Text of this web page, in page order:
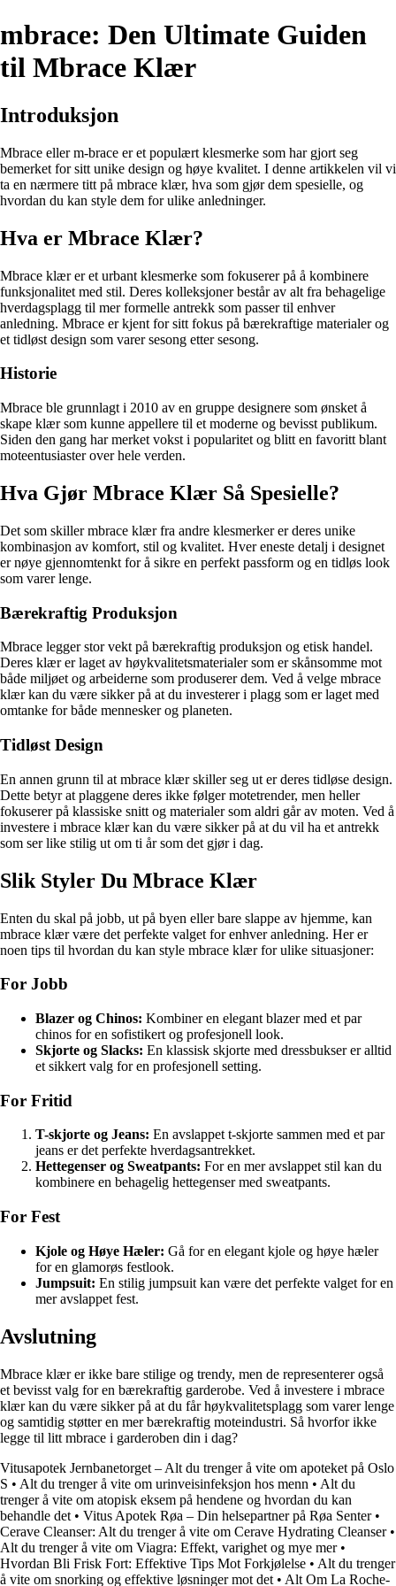
mbrace: Den Ultimate Guiden
til Mbrace Klær
Introduksjon
Mbrace eller m-brace er et populært klesmerke som har gjort seg
bemerket for sitt unike design og høye kvalitet. I denne artikkelen vil vi
ta en nærmere titt på mbrace klær, hva som gjør dem spesielle, og
hvordan du kan style dem for ulike anledninger.
Hva er Mbrace Klær?
Mbrace klær er et urbant klesmerke som fokuserer på å kombinere
funksjonalitet med stil. Deres kolleksjoner består av alt fra behagelige
hverdagsplagg til mer formelle antrekk som passer til enhver
anledning. Mbrace er kjent for sitt fokus på bærekraftige materialer og
et tidløst design som varer sesong etter sesong.
Historie
Mbrace ble grunnlagt i 2010 av en gruppe designere som ønsket å
skape klær som kunne appellere til et moderne og bevisst publikum.
Siden den gang har merket vokst i popularitet og blitt en favoritt blant
moteentusiaster over hele verden.
Hva Gjør Mbrace Klær Så Spesielle?
Det som skiller mbrace klær fra andre klesmerker er deres unike
kombinasjon av komfort, stil og kvalitet. Hver eneste detalj i designet
er nøye gjennomtenkt for å sikre en perfekt passform og en tidløs look
som varer lenge.
Bærekraftig Produksjon
Mbrace legger stor vekt på bærekraftig produksjon og etisk handel.
Deres klær er laget av høykvalitetsmaterialer som er skånsomme mot
både miljøet og arbeiderne som produserer dem. Ved å velge mbrace
klær kan du være sikker på at du investerer i plagg som er laget med
omtanke for både mennesker og planeten.
Tidløst Design
En annen grunn til at mbrace klær skiller seg ut er deres tidløse design.
Dette betyr at plaggene deres ikke følger motetrender, men heller
fokuserer på klassiske snitt og materialer som aldri går av moten. Ved å
investere i mbrace klær kan du være sikker på at du vil ha et antrekk
som ser like stilig ut om ti år som det gjør i dag.
Slik Styler Du Mbrace Klær
Enten du skal på jobb, ut på byen eller bare slappe av hjemme, kan
mbrace klær være det perfekte valget for enhver anledning. Her er
noen tips til hvordan du kan style mbrace klær for ulike situasjoner:
For Jobb
Blazer og Chinos: Kombiner en elegant blazer med et par
chinos for en sofistikert og profesjonell look.
Skjorte og Slacks: En klassisk skjorte med dressbukser er alltid
et sikkert valg for en profesjonell setting.
For Fritid
T-skjorte og Jeans: En avslappet t-skjorte sammen med et par
jeans er det perfekte hverdagsantrekket.
Hettegenser og Sweatpants: For en mer avslappet stil kan du
kombinere en behagelig hettegenser med sweatpants.
For Fest
Kjole og Høye Hæler: Gå for en elegant kjole og høye hæler
for en glamorøs festlook.
Jumpsuit: En stilig jumpsuit kan være det perfekte valget for en
mer avslappet fest.
Avslutning
Mbrace klær er ikke bare stilige og trendy, men de representerer også
et bevisst valg for en bærekraftig garderobe. Ved å investere i mbrace
klær kan du være sikker på at du får høykvalitetsplagg som varer lenge
og samtidig støtter en mer bærekraftig moteindustri. Så hvorfor ikke
legge til litt mbrace i garderoben din i dag?
Vitusapotek Jernbanetorget – Alt du trenger å vite om apoteket på Oslo
S • Alt du trenger å vite om urinveisinfeksjon hos menn • Alt du
trenger å vite om atopisk eksem på hendene og hvordan du kan
behandle det • Vitus Apotek Røa – Din helsepartner på Røa Senter•
Cerave Cleanser: Alt du trenger å vite om Cerave Hydrating Cleanser•
Alt du trenger å vite om Viagra: Effekt, varighet og mye mer•
Hvordan Bli Frisk Fort: Effektive Tips Mot Forkjølelse • Alt du trenger
å vite om snorking og effektive løsninger mot det • Alt Om La Roche-